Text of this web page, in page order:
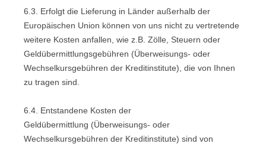
6.3. Erfolgt die Lieferung in Länder außerhalb der
Europäischen Union können von uns nicht zu vertretende
weitere Kosten anfallen, wie z.B. Zölle, Steuern oder
Geldübermittlungsgebühren (Überweisungs- oder
Wechselkursgebühren der Kreditinstitute), die von Ihnen
zu tragen sind.
6.4. Entstandene Kosten der
Geldübermittlung (Überweisungs- oder
Wechselkursgebühren der Kreditinstitute) sind von